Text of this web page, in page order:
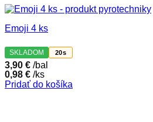
Emoji 4 ks
SKLADOM 20s
3,90 € /bal
0,98 € /ks
Pridať do košíka